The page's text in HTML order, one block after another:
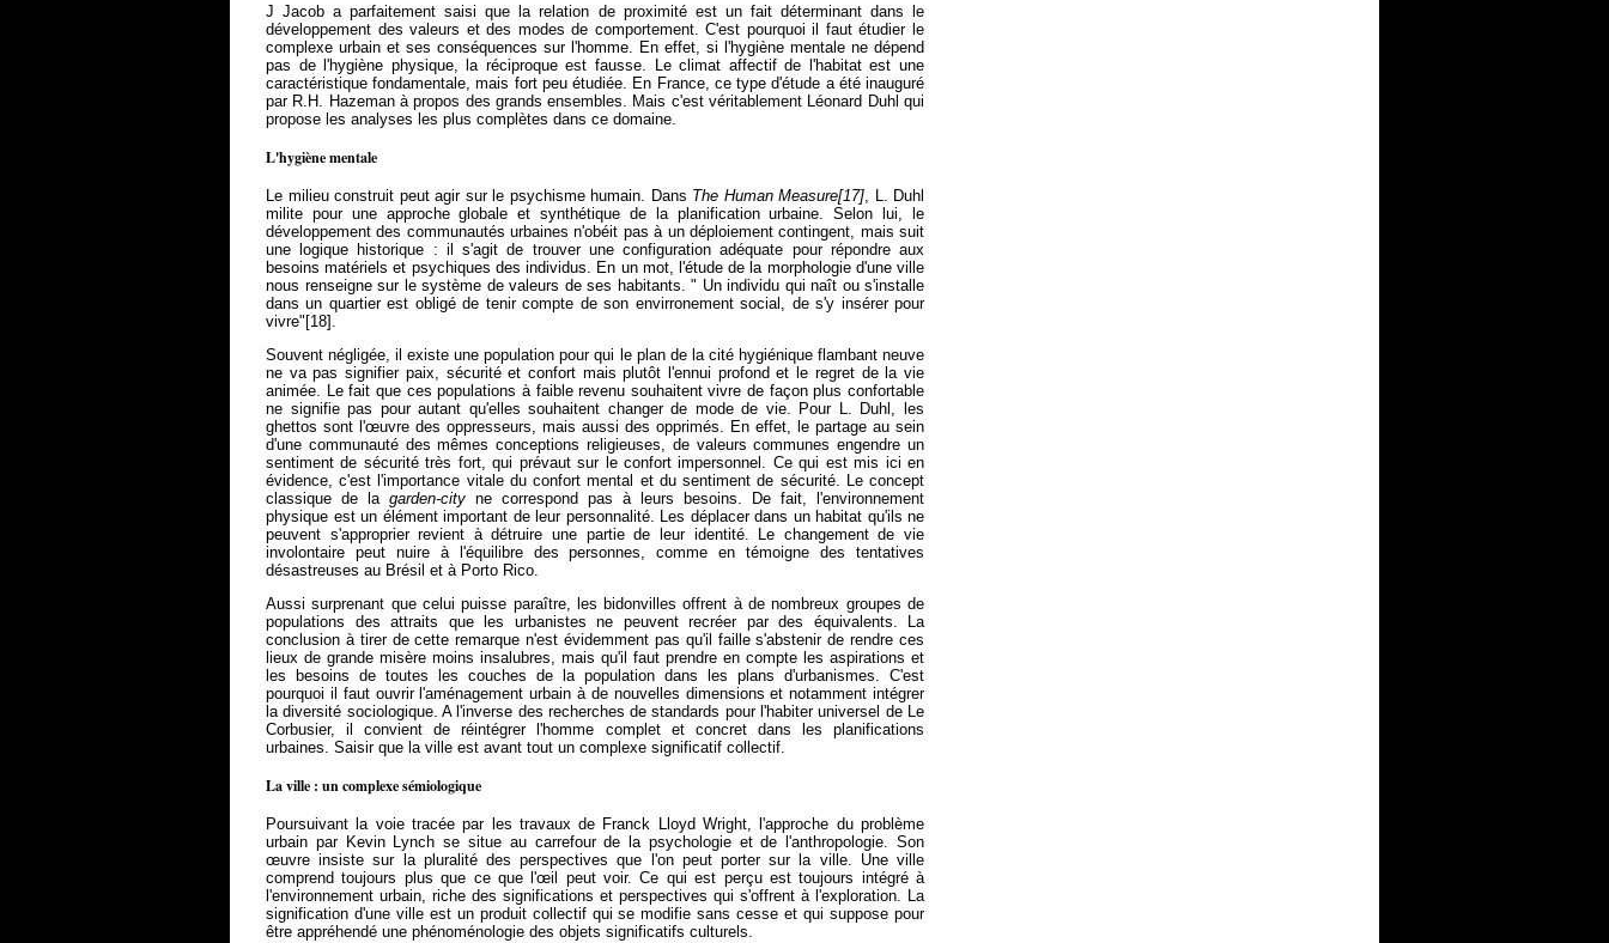
J Jacob a parfaitement saisi que la relation de proximité est un fait déterminant dans le
développement des valeurs et des modes de comportement. C'est pourquoi il faut étudier le
complexe urbain et ses conséquences sur l'homme. En effet, si l'hygiène mentale ne dépend
pas de l'hygiène physique, la réciproque est fausse. Le climat affectif de l'habitat est une
caractéristique fondamentale, mais fort peu étudiée. En France, ce type d'étude a été inauguré
par R.H. Hazeman à propos des grands ensembles. Mais c'est véritablement Léonard Duhl qui
propose les analyses les plus complètes dans ce domaine.
L'hygiène mentale
Le milieu construit peut agir sur le psychisme humain. Dans The Human Measure[17] , L. Duhl
milite pour une approche globale et synthétique de la planification urbaine. Selon lui, le
développement des communautés urbaines n'obéit pas à un déploiement contingent, mais suit
une logique historique : il s'agit de trouver une configuration adéquate pour répondre aux
besoins matériels et psychiques des individus. En un mot, l'étude de la morphologie d'une ville
nous renseigne sur le système de valeurs de ses habitants. " Un individu qui naît ou s'installe
dans un quartier est obligé de tenir compte de son envirronement social, de s'y insérer pour
vivre"[18].
Souvent négligée, il existe une population pour qui le plan de la cité hygiénique flambant neuve
ne va pas signifier paix, sécurité et confort mais plutôt l'ennui profond et le regret de la vie
animée. Le fait que ces populations à faible revenu souhaitent vivre de façon plus confortable
ne signifie pas pour autant qu'elles souhaitent changer de mode de vie. Pour L. Duhl, les
ghettos sont l'œuvre des oppresseurs, mais aussi des opprimés. En effet, le partage au sein
d'une communauté des mêmes conceptions religieuses, de valeurs communes engendre un
sentiment de sécurité très fort, qui prévaut sur le confort impersonnel. Ce qui est mis ici en
évidence, c'est l'importance vitale du confort mental et du sentiment de sécurité. Le concept
classique de la garden-city ne correspond pas à leurs besoins. De fait, l'environnement
physique est un élément important de leur personnalité. Les déplacer dans un habitat qu'ils ne
peuvent s'approprier revient à détruire une partie de leur identité. Le changement de vie
involontaire peut nuire à l'équilibre des personnes, comme en témoigne des tentatives
désastreuses au Brésil et à Porto Rico.
Aussi surprenant que celui puisse paraître, les bidonvilles offrent à de nombreux groupes de
populations des attraits que les urbanistes ne peuvent recréer par des équivalents. La
conclusion à tirer de cette remarque n'est évidemment pas qu'il faille s'abstenir de rendre ces
lieux de grande misère moins insalubres, mais qu'il faut prendre en compte les aspirations et
les besoins de toutes les couches de la population dans les plans d'urbanismes. C'est
pourquoi il faut ouvrir l'aménagement urbain à de nouvelles dimensions et notamment intégrer
la diversité sociologique. A l'inverse des recherches de standards pour l'habiter universel de Le
Corbusier, il convient de réintégrer l'homme complet et concret dans les planifications
urbaines. Saisir que la ville est avant tout un complexe significatif collectif.
La ville : un complexe sémiologique
Poursuivant la voie tracée par les travaux de Franck Lloyd Wright, l'approche du problème
urbain par Kevin Lynch se situe au carrefour de la psychologie et de l'anthropologie. Son
œuvre insiste sur la pluralité des perspectives que l'on peut porter sur la ville. Une ville
comprend toujours plus que ce que l'œil peut voir. Ce qui est perçu est toujours intégré à
l'environnement urbain, riche des significations et perspectives qui s'offrent à l'exploration. La
signification d'une ville est un produit collectif qui se modifie sans cesse et qui suppose pour
être appréhendé une phénoménologie des objets significatifs culturels.